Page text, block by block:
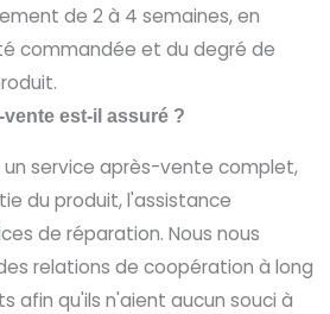
de 2 à 4 semaines, en
commandée et du degré de
est-il assuré ?
un service après-vente complet,
du produit, l'assistance
de réparation. Nous nous
relations de coopération à long
afin qu'ils n'aient aucun souci à